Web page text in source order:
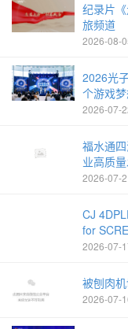
纪录片
旅频道
2026-08-
2026光
个游戏
2026-07-
福水通
业高质
2026-07-
CJ
for
2026-07-
被刨肉
2026-07-